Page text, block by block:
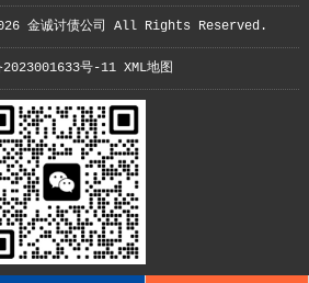
金诚讨债公司 All Rights Reserved.
2023001633号-11 XML地图